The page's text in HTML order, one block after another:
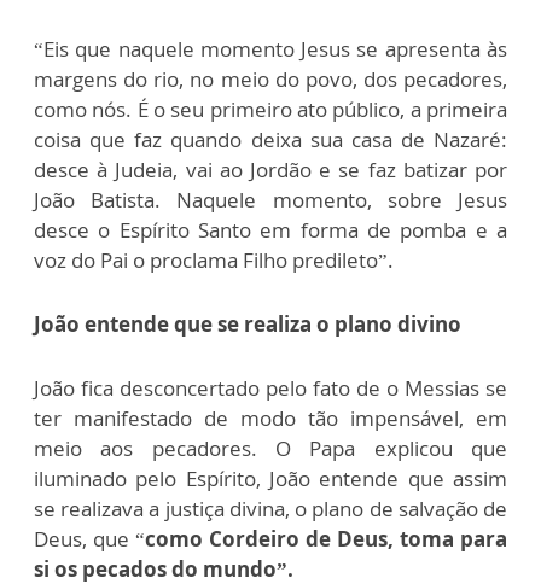
“Eis que naquele momento Jesus se apresenta às
margens do rio, no meio do povo, dos pecadores,
como nós. É o seu primeiro ato público, a primeira
coisa que faz quando deixa sua casa de Nazaré:
desce à Judeia, vai ao Jordão e se faz batizar por
João Batista. Naquele momento, sobre Jesus
desce o Espírito Santo em forma de pomba e a
voz do Pai o proclama Filho predileto”.
João entende que se realiza o plano divino
João fica desconcertado pelo fato de o Messias se
ter manifestado de modo tão impensável, em
meio aos pecadores. O Papa explicou que
iluminado pelo Espírito, João entende que assim
se realizava a justiça divina, o plano de salvação de
Deus, que “como Cordeiro de Deus, toma para
si os pecados do mundo”.